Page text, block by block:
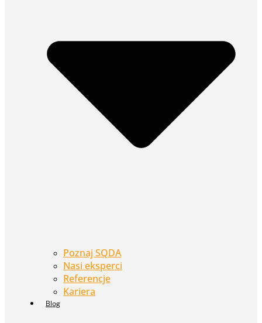
Poznaj SQDA
Nasi eksperci
Referencje
Kariera
Blog